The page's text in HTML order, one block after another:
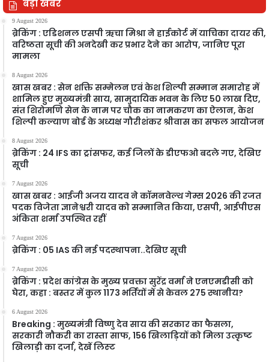
बड़ी खबरें
9 August 2026
ब्रेकिंग : एडिशनल एसपी ऋचा मिश्रा ने हाईकोर्ट में याचिका दायर की,
वरिष्ठता सूची की अनदेखी कर प्रभार देने का आरोप, जानिए पूरा
मामला
8 August 2026
खास खबर : सेन शक्ति सम्मेलन एवं केश शिल्पी सम्मान समारोह में
शामिल हुए मुख्यमंत्री साय, सामुदायिक भवन के लिए 50 लाख दिए,
संत शिरोमणि सेन के नाम पर चौक का नामकरण का ऐलान, केश
शिल्पी कल्याण बोर्ड के अध्यक्ष गौरीशंकर श्रीवास का सफल आयोजन
8 August 2026
ब्रेकिंग : 24 IFS का ट्रांसफर, कई जिलों के डीएफओ बदले गए, देखिए
सूची
7 August 2026
खास खबर : आईजी अजय यादव ने कॉमनवेल्थ गेम्स 2026 की रजत
पदक विजेता ज्ञानेश्वरी यादव को सम्मानित किया, एसपी, आईपीएस
अंकिता शर्मा उपस्थित रहीं
7 August 2026
ब्रेकिंग : 05 IAS की नई पदस्थापना..देखिए सूची
7 August 2026
ब्रेकिंग : प्रदेश कांग्रेस के मुख्य प्रवक्ता सुरेंद्र वर्मा ने एनएमडीसी को
घेरा, कहा : बस्तर में कुल 1173 भर्तियों में से केवल 275 स्थानीय?
6 August 2026
Breaking : मुख्यमंत्री विष्णु देव साय की सरकार का फैसला,
सरकारी नौकरी का रास्ता साफ, 156 खिलाड़ियों को मिला उत्कृष्ट
खिलाड़ी का दर्जा, देखें लिस्‍ट